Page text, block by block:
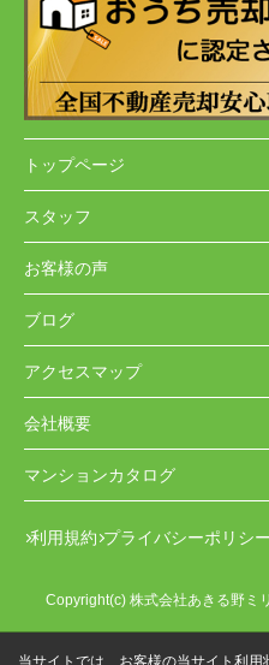
トップページ
スタッフ
お客様の声
ブログ
アクセスマップ
会社概要
マンションカタログ
利用規約 プライバシーポリシー
Copyright(c) 株式会社あきる野ミ
当サイトでは、お客様の当サイト利